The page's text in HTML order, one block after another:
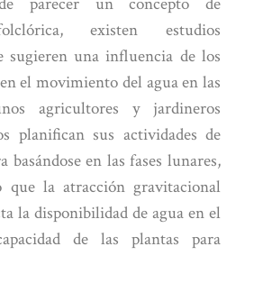
existen estudios
sugieren una influencia de los
el movimiento del agua en las
agricultores y jardineros
planifican sus actividades de
basándose en las fases lunares,
que la atracción gravitacional
la disponibilidad de agua en el
de las plantas para